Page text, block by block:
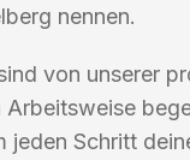
nennen.
von unserer
jeden Schritt